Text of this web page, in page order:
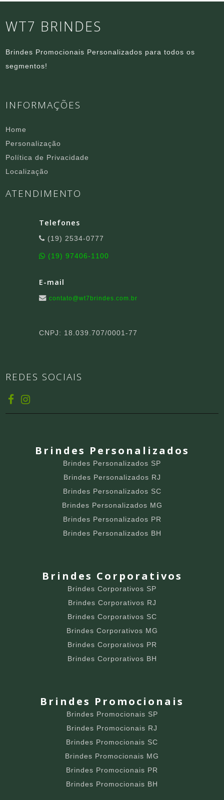
WT7 BRINDES
Brindes Promocionais Personalizados para todos os
segmentos!
INFORMAÇÕES
Home
Personalização
Política de Privacidade
Localização
ATENDIMENTO
Telefones
(19) 2534-0777
(19) 97406-1100
E-mail
contato@wt7brindes.com.br
CNPJ: 18.039.707/0001-77
REDES SOCIAIS
Brindes Personalizados
Brindes Personalizados SP
Brindes Personalizados RJ
Brindes Personalizados SC
Brindes Personalizados MG
Brindes Personalizados PR
Brindes Personalizados BH
Brindes Corporativos
Brindes Corporativos SP
Brindes Corporativos RJ
Brindes Corporativos SC
Brindes Corporativos MG
Brindes Corporativos PR
Brindes Corporativos BH
Brindes Promocionais
Brindes Promocionais SP
Brindes Promocionais RJ
Brindes Promocionais SC
Brindes Promocionais MG
Brindes Promocionais PR
Brindes Promocionais BH